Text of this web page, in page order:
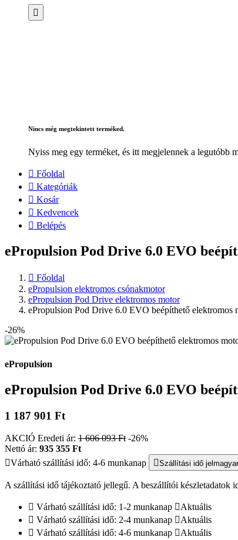
Nincs még megtekintett terméked.
Nyiss meg egy terméket, és itt megjelennek a legutóbb
Főoldal
Kategóriák
Kosár
Kedvencek
Belépés
ePropulsion Pod Drive 6.0 EVO
Főoldal
ePropulsion elektromos csónakmotor
ePropulsion Pod Drive elektromos motor
ePropulsion Pod Drive 6.0 EVO beépíthető elektromos
-26%
ePropulsion
ePropulsion Pod Drive 6.0 EVO
1 187 901 Ft
AKCIÓ Eredeti ár: 1 606 093 Ft -26%
Nettó ár: 935 355 Ft
Várható szállítási idő: 4-6 munkanap
Szállítási idő
A szállítási idő tájékoztató jellegű. A beszállítói készletadatok
Várható szállítási idő: 1-2 munkanap
Aktuális
Várható szállítási idő: 2-4 munkanap
Aktuális
Várható szállítási idő: 4-6 munkanap
Aktuális